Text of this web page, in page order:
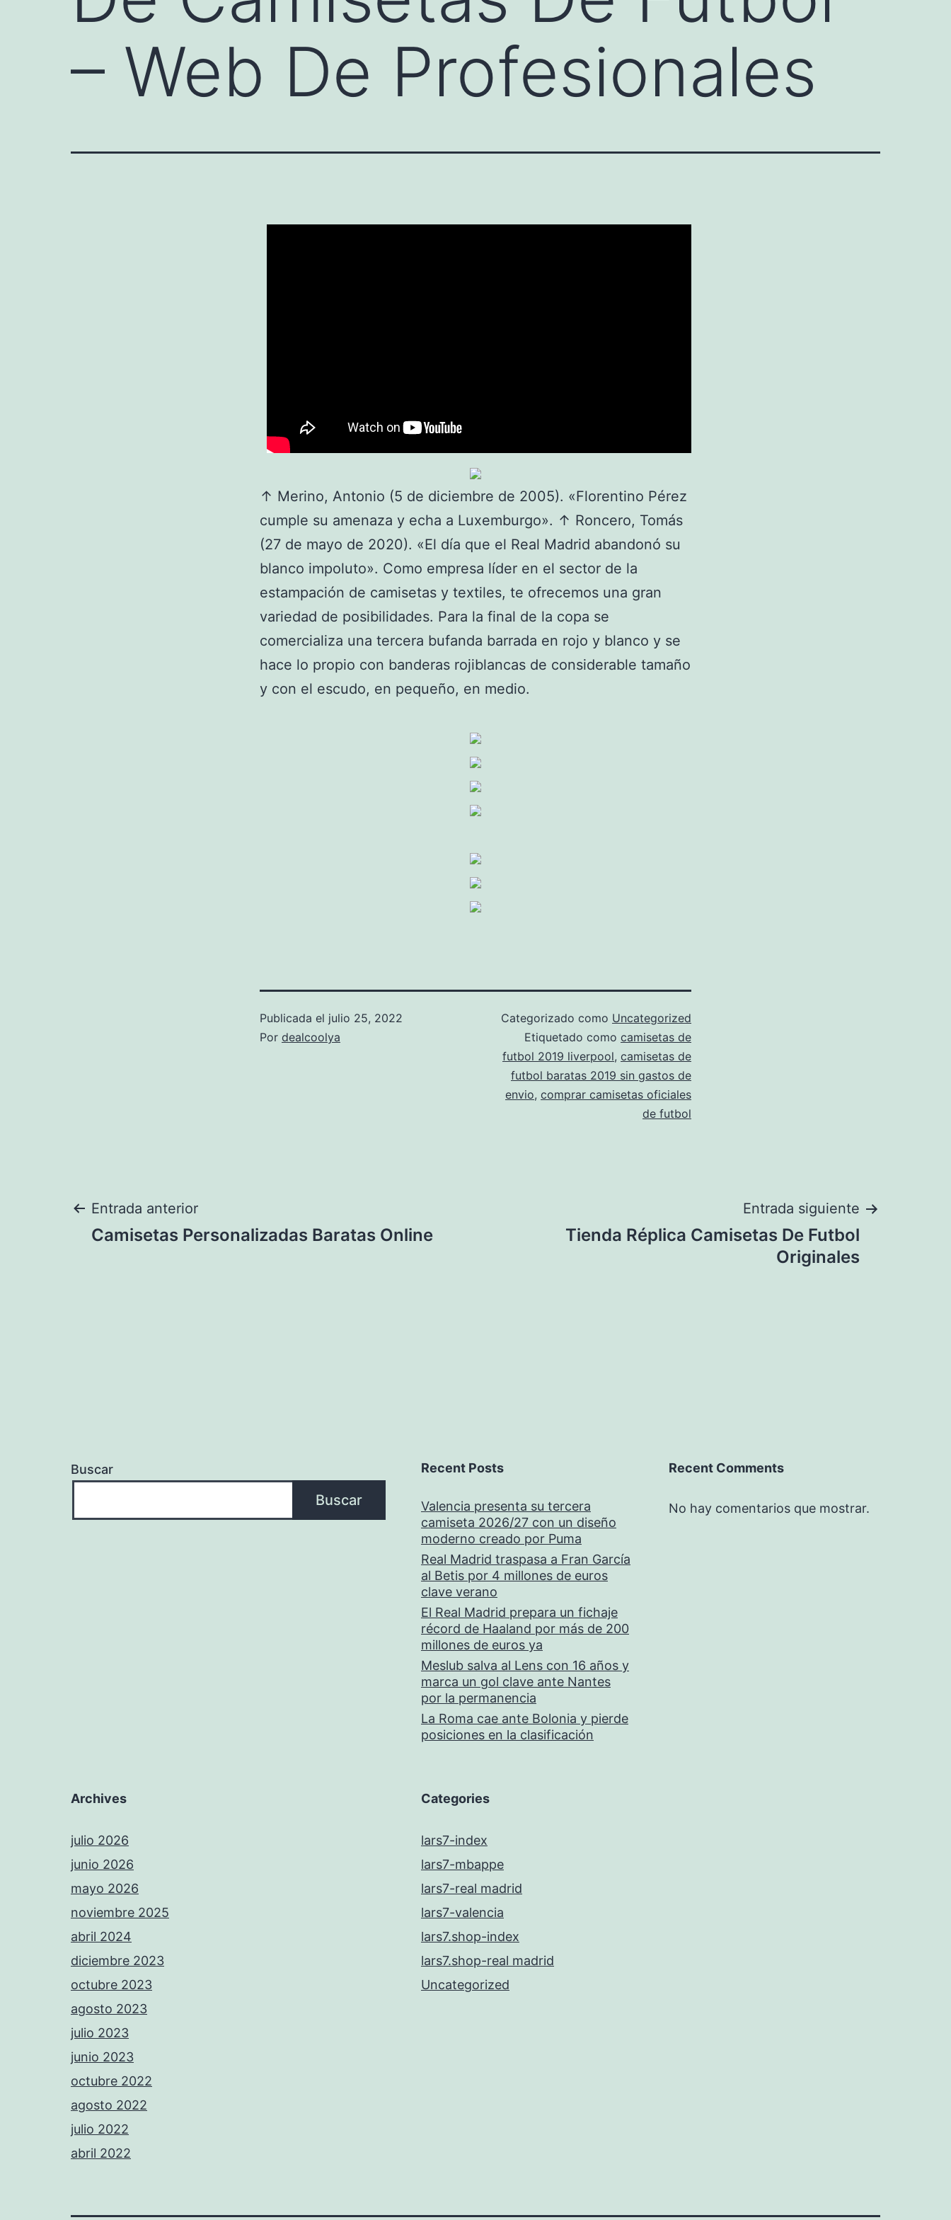
– Web De Profesionales
↑ Merino, Antonio (5 de diciembre de 2005). «Florentino Pérez
cumple su amenaza y echa a Luxemburgo». ↑ Roncero, Tomás
(27 de mayo de 2020). «El día que el Real Madrid abandonó su
blanco impoluto». Como empresa líder en el sector de la
estampación de camisetas y textiles, te ofrecemos una gran
variedad de posibilidades. Para la final de la copa se
comercializa una tercera bufanda barrada en rojo y blanco y se
hace lo propio con banderas rojiblancas de considerable tamaño
y con el escudo, en pequeño, en medio.
Publicada el julio 25, 2022
Por dealcoolya
Categorizado como Uncategorized
Etiquetado como camisetas de
futbol 2019 liverpool, camisetas de
futbol baratas 2019 sin gastos de
envio, comprar camisetas oficiales
de futbol
Navegación
Entrada anterior
Camisetas Personalizadas Baratas Online
Entrada siguiente
Tienda Réplica Camisetas De Futbol
Originales
Buscar
Buscar
Recent Posts
Valencia presenta su tercera
camiseta 2026/27 con un diseño
moderno creado por Puma
Real Madrid traspasa a Fran García
al Betis por 4 millones de euros
clave verano
El Real Madrid prepara un fichaje
récord de Haaland por más de 200
millones de euros ya
Meslub salva al Lens con 16 años y
marca un gol clave ante Nantes
por la permanencia
La Roma cae ante Bolonia y pierde
posiciones en la clasificación
Recent Comments
No hay comentarios que mostrar.
Archives
julio 2026
junio 2026
mayo 2026
noviembre 2025
abril 2024
diciembre 2023
octubre 2023
agosto 2023
julio 2023
junio 2023
octubre 2022
agosto 2022
julio 2022
abril 2022
Categories
lars7-index
lars7-mbappe
lars7-real madrid
lars7-valencia
lars7.shop-index
lars7.shop-real madrid
Uncategorized